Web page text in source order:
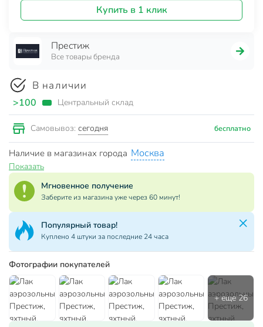
Купить в 1 клик
Престиж
Все товары бренда
В наличии
>100 Центральный склад
Самовывоз: сегодня бесплатно
Наличие в магазинах города Москва
Показать
Мгновенное получение
Заберите из магазина уже через 60 минут!
Популярный товар!
Куплено 4 штуки за последние 24 часа
Фотографии покупателей